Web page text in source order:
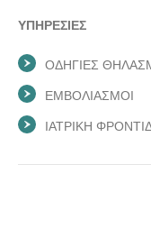
ΥΠΗΡΕΣΙΕΣ
ΟΔΗΓΙΕΣ
ΕΜΒΟΛΙΑΣΜΟΙ
ΙΑΤΡΙΚΗ